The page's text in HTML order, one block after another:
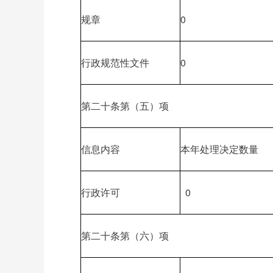
规章 0
行政规范性文件 0
第二十条第（五）项
信息内容 本年处理决定数量
行政许可 0
第二十条第（六）项